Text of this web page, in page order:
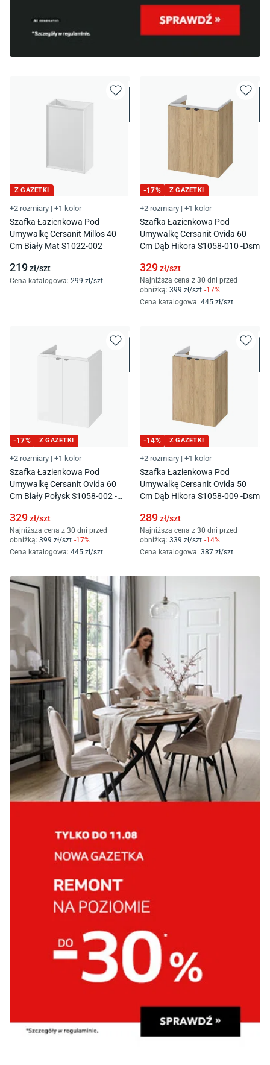
Z GAZETKI
+2 rozmiary | +1 kolor
Szafka Łazienkowa Pod
Umywalkę Cersanit Millos 40
Cm Biały Mat S1022-002
219zł/szt
Cena katalogowa: 299 zł/szt
-17% Z GAZETKI
+2 rozmiary | +1 kolor
Szafka Łazienkowa Pod
Umywalkę Cersanit Ovida 60
Cm Dąb Hikora S1058-010 -Dsm
329zł/szt
Najniższa cena z 30 dni przed
obniżką: 399 zł/szt -17%
Cena katalogowa: 445 zł/szt
-17% Z GAZETKI
+2 rozmiary | +1 kolor
Szafka Łazienkowa Pod
Umywalkę Cersanit Ovida 60
Cm Biały Połysk S1058-002 -
329zł/szt
Najniższa cena z 30 dni przed
obniżką: 399 zł/szt -17%
Cena katalogowa: 445 zł/szt
-14% Z GAZETKI
+2 rozmiary | +1 kolor
Szafka Łazienkowa Pod
Umywalkę Cersanit Ovida 50
Cm Dąb Hikora S1058-009 -Dsm
289zł/szt
Najniższa cena z 30 dni przed
obniżką: 339 zł/szt -14%
Cena katalogowa: 387 zł/szt